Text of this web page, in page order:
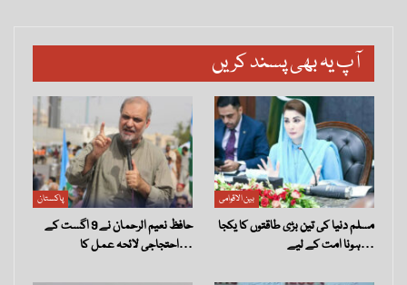
آپ یہ بھی پسند کریں
پاکستان
حافظ نعیم الرحمان نے 9 اگست کے
احتجاجی لائحہ عمل کا…
بین الاقوامی
مسلم دنیا کی تین بڑی طاقتوں کا یکجا
ہونا امت کے لیے…